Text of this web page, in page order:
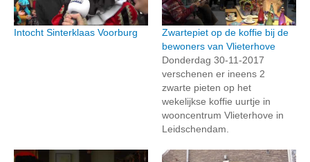
Intocht Sinterklaas Voorburg
Zwartepiet op de koffie bij de
bewoners van Vlieterhove
Donderdag 30-11-2017
verschenen er ineens 2
zwarte pieten op het
wekelijkse koffie uurtje in
wooncentrum Vlieterhove in
Leidschendam.